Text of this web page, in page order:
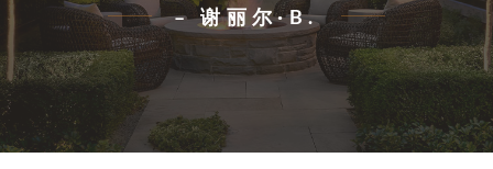
– 谢丽尔·B.